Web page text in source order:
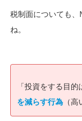
税制面についても、
ね。
「投資をする目的
を減らす行為 （